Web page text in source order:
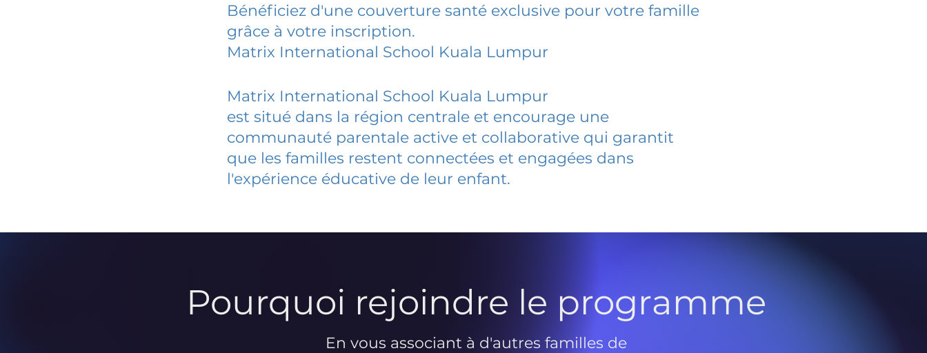
Bénéficiez d'une couverture santé exclusive pour votre famille
grâce à votre inscription.
Matrix International School Kuala Lumpur
Matrix International School Kuala Lumpur
est situé dans la région centrale et encourage une
communauté parentale active et collaborative qui garantit
que les familles restent connectées et engagées dans
l'expérience éducative de leur enfant.
Pourquoi rejoindre le programme
En vous associant à d'autres familles de